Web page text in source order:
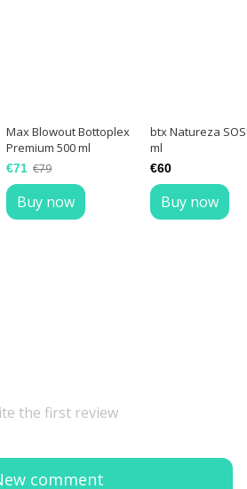
Max Blowout Bottoplex
Premium 500 ml
€71 €79
Buy now
btx Natureza
ml
€60
Buy now
the first review
comment